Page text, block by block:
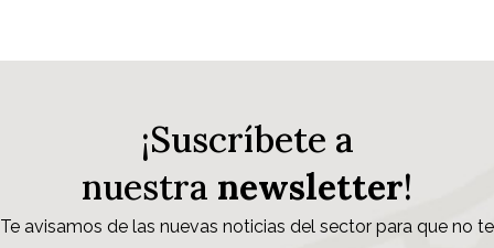
¡Suscríbete a
nuestra newsletter!
Te avisamos de las nuevas noticias del sector para que no te